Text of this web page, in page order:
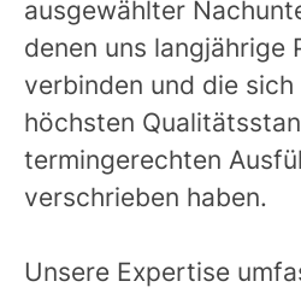
ausgewählter
denen uns langjährige
verbinden und die
höchsten
termingerechten
verschrieben haben.
Unsere Expertise